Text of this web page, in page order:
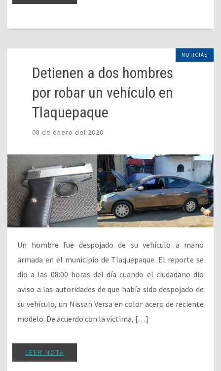
NOTICIAS
Detienen a dos hombres
por robar un vehículo en
Tlaquepaque
08 de enero del 2020
Un hombre fue despojado de su vehículo a mano
armada en el municipio de Tlaquepaque. El reporte se
dio a las 08:00 horas del día cuando el ciudadano dio
aviso a las autoridades de que había sido despojado de
su vehículo, un Nissan Versa en color acero de reciente
modelo. De acuerdo con la víctima, […]
LEER NOTA